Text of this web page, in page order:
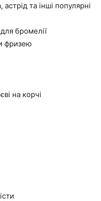
та інші популярні
бромелії
фризею
на корчі